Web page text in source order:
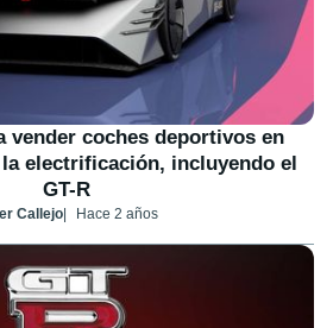
vender coches deportivos en
electrificación, incluyendo el
GT-R
Callejo Hace 2 años